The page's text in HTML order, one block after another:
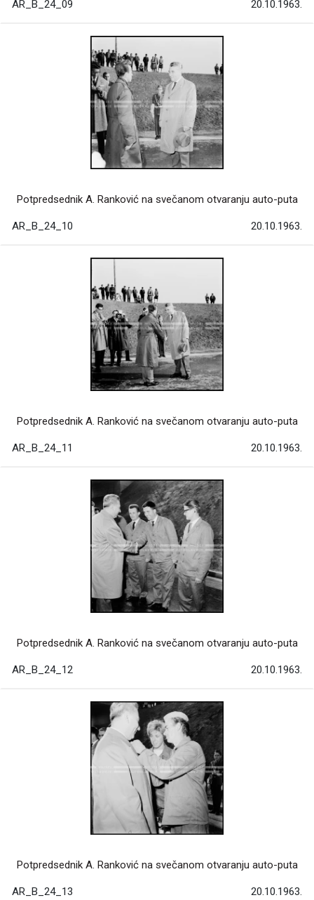
AR_B_24_09 20.10.1963.
Potpredsednik A. Ranković na svečanom otvaranju auto-puta
AR_B_24_10 20.10.1963.
Potpredsednik A. Ranković na svečanom otvaranju auto-puta
AR_B_24_11 20.10.1963.
Potpredsednik A. Ranković na svečanom otvaranju auto-puta
AR_B_24_12 20.10.1963.
Potpredsednik A. Ranković na svečanom otvaranju auto-puta
AR_B_24_13 20.10.1963.